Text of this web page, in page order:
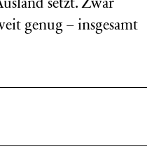
setzt. Zwar
genug – insgesamt